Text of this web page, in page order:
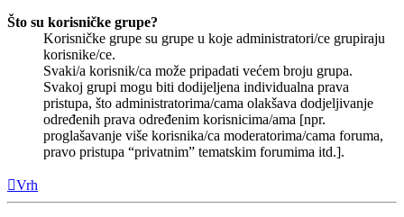
Što su korisničke grupe?
Korisničke grupe su grupe u koje administratori/ce grupiraju
korisnike/ce.
Svaki/a korisnik/ca može pripadati većem broju grupa.
Svakoj grupi mogu biti dodijeljena individualna prava
pristupa, što administratorima/cama olakšava dodjeljivanje
određenih prava određenim korisnicima/ama [npr.
proglašavanje više korisnika/ca moderatorima/cama foruma,
pravo pristupa “privatnim” tematskim forumima itd.].
Vrh